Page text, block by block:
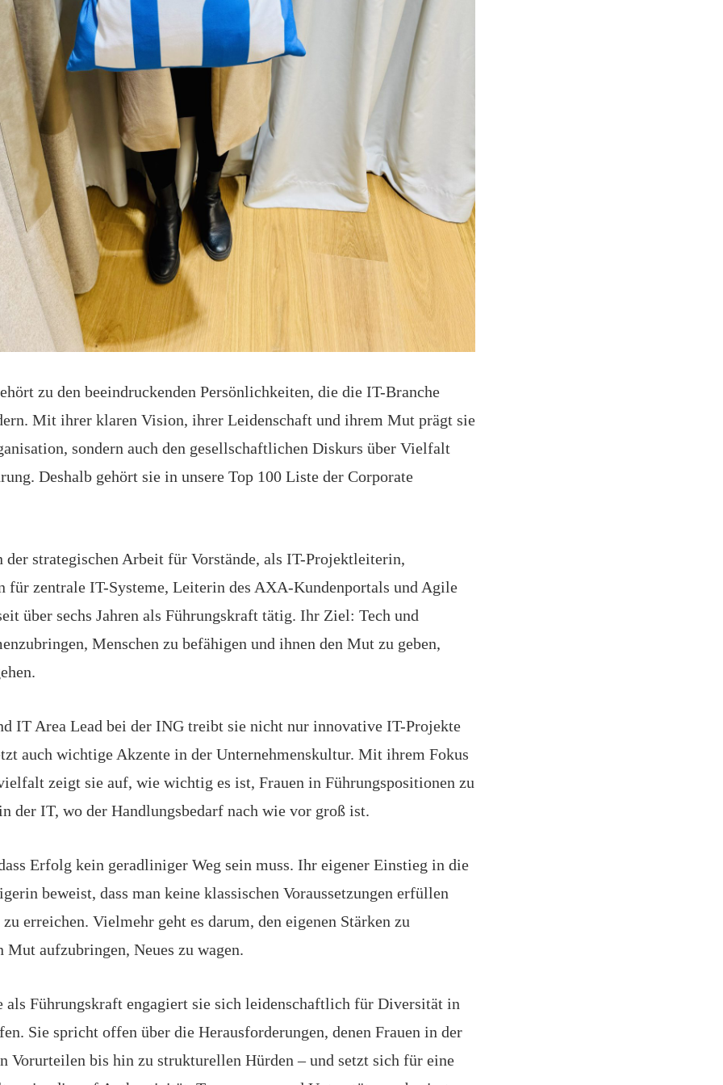
zu den beeindruckenden Persönlichkeiten, die die IT-Branche
Mit ihrer klaren Vision, ihrer Leidenschaft und ihrem Mut prägt sie
sondern auch den gesellschaftlichen Diskurs über Vielfalt
Deshalb gehört sie in unsere Top 100 Liste der Corporate
der strategischen Arbeit für Vorstände, als IT-Projektleiterin,
für zentrale IT-Systeme, Leiterin des AXA-Kundenportals und Agile
über sechs Jahren als Führungskraft tätig. Ihr Ziel: Tech und
Menschen zu befähigen und ihnen den Mut zu geben,
IT Area Lead bei der ING treibt sie nicht nur innovative IT-Projekte
auch wichtige Akzente in der Unternehmenskultur. Mit ihrem Fokus
zeigt sie auf, wie wichtig es ist, Frauen in Führungspositionen zu
der IT, wo der Handlungsbedarf nach wie vor groß ist.
Erfolg kein geradliniger Weg sein muss. Ihr eigener Einstieg in die
beweist, dass man keine klassischen Voraussetzungen erfüllen
erreichen. Vielmehr geht es darum, den eigenen Stärken zu
Mut aufzubringen, Neues zu wagen.
als Führungskraft engagiert sie sich leidenschaftlich für Diversität in
Sie spricht offen über die Herausforderungen, denen Frauen in der
Vorurteilen bis hin zu strukturellen Hürden – und setzt sich für eine